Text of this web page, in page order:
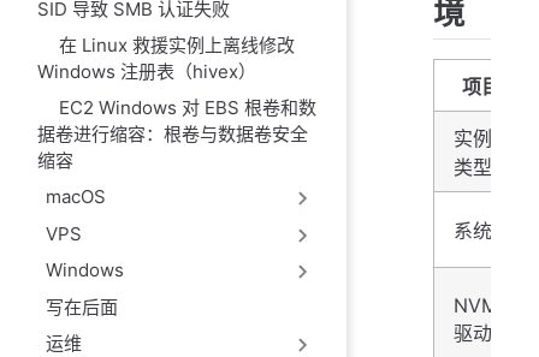
SID 导致 SMB 认证失败
在 Linux 救援实例上离线修改
Windows 注册表（hivex）
EC2 Windows 对 EBS 根卷和数
据卷进行缩容：根卷与数据卷安全
缩容
macOS
VPS
Windows
写在后面
运维
境
项目
实例
类型
系统
NVMe
驱动